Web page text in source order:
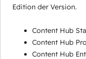
Edition der Version.
Content Hub
Content Hub
Content Hub